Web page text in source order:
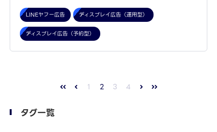
LINEヤフー広告 ディスプレイ広告（運用型）
ディスプレイ広告（予約型）
1 2 3 4
タグ一覧